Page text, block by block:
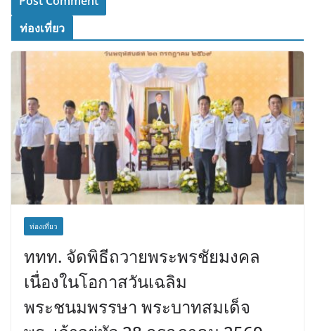
ท่องเที่ยว
ท่องเที่ยว
ททท. จัดพิธีถวายพระพรชัยมงคล
เนื่องในโอกาสวันเฉลิม
พระชนมพรรษา พระบาทสมเด็จ